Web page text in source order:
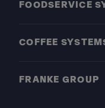
FOODSERVICE
COFFEE
FRANKE GROUP